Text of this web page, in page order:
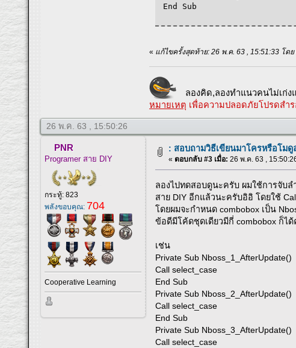
End Sub
« แก้ไขครั้งสุดท้าย: 26 พ.ค. 63 , 15:51:33 โดย
ลองคิด,ลองทำแนวคนไม่เก่ง
หมายเหตุ เพื่อความปลอดภัยโปรดสำ
26 พ.ค. 63 , 15:50:26
PNR
Programer สาย DIY
กระทู้: 823
พลังขอบคุณ: 704
Cooperative Learning
: สอบถามวิธีเขียนมาโครหรือโม
« ตอบกลับ #3 เมื่อ: 26 พ.ค. 63 ,
ลองไปทดสอบดูนะครับ ผมใช้การจับล
สาย DIY อีกแล้วนะครับอิอิ โดยใช้
โดยผมจะกำหนด combobox เป็น
ข้อดีมีโค้ดชุดเดียวมีกี่ combobox ก็ไ
เช่น
Private Sub Nboss_1_AfterUpdate()
Call select_case
End Sub
Private Sub Nboss_2_AfterUpdate()
Call select_case
End Sub
Private Sub Nboss_3_AfterUpdate()
Call select_case